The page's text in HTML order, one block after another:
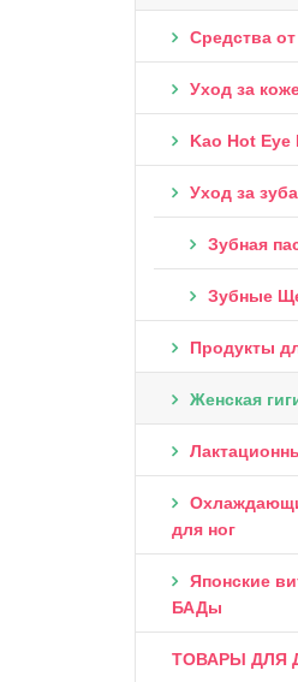
Средства
Уход за
Kao Hot Eye
Уход за
Зубная
Зубные
Продукты
Женская
для ног
Японские
БАДы
ТОВАРЫ ДЛЯ